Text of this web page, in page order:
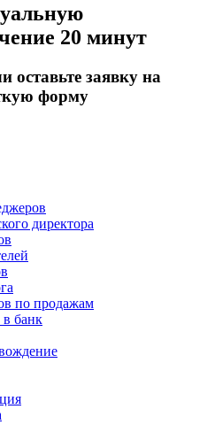
20 минут
оставьте заявку на
форму
директора
по продажам
банк